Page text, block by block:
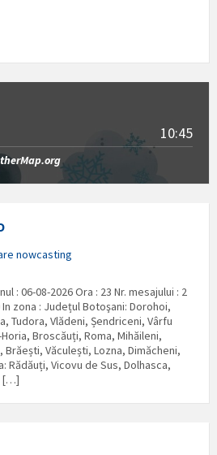
10:45
nowcasting
: 06-08-2026 Ora : 23 Nr. mesajului : 2
zona : Județul Botoşani: Dorohoi,
Tudora, Vlădeni, Șendriceni, Vârfu
Broscăuți, Roma, Mihăileni,
Văculești, Lozna, Dimăcheni,
Rădăuți, Vicovu de Sus, Dolhasca,
[…]